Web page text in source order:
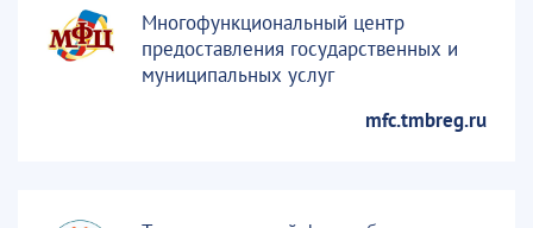
Многофункциональный центр
предоставления государственных и
муниципальных услуг
mfc.tmbreg.ru